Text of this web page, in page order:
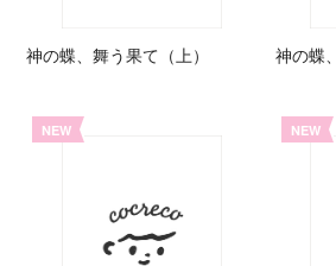
神の蝶、舞う果て（上） 神の蝶
NEW NEW